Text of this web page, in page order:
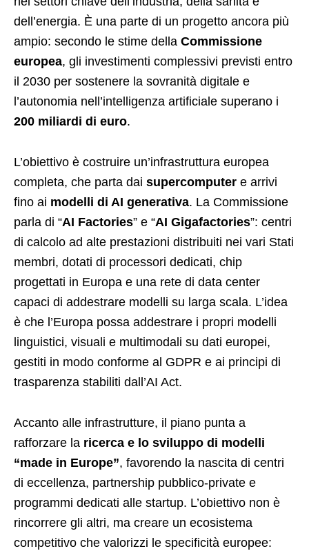
dell’energia. È una parte di un progetto ancora più
ampio: secondo le stime della Commissione
europea, gli investimenti complessivi previsti entro
il 2030 per sostenere la sovranità digitale e
l’autonomia nell’intelligenza artificiale superano i
200 miliardi di euro.
L’obiettivo è costruire un’infrastruttura europea
completa, che parta dai supercomputer e arrivi
fino ai modelli di AI generativa. La Commissione
parla di “AI Factories” e “AI Gigafactories”: centri
di calcolo ad alte prestazioni distribuiti nei vari Stati
membri, dotati di processori dedicati, chip
progettati in Europa e una rete di data center
capaci di addestrare modelli su larga scala. L’idea
è che l’Europa possa addestrare i propri modelli
linguistici, visuali e multimodali su dati europei,
gestiti in modo conforme al GDPR e ai principi di
trasparenza stabiliti dall’AI Act.
Accanto alle infrastrutture, il piano punta a
rafforzare la ricerca e lo sviluppo di modelli
“made in Europe”, favorendo la nascita di centri
di eccellenza, partnership pubblico-private e
programmi dedicati alle startup. L’obiettivo non è
rincorrere gli altri, ma creare un ecosistema
competitivo che valorizzi le specificità europee: